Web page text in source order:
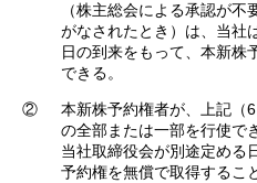
（株主総会による承認が
がなされたとき）は、当社
日の到来をもって、本新株
できる。
②
本新株予約権者が、上記（
の全部または一部を行使で
当社取締役会が別途定める
予約権を無償で取得するこ